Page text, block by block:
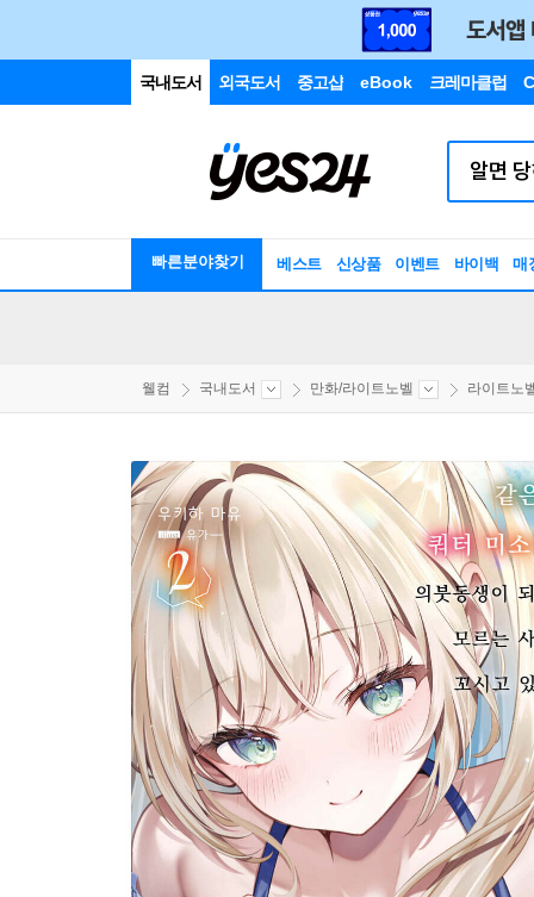
국내도서 외국도서 중고샵 eBook 크레마클럽
빠른분야찾기 베스트 신상품 이벤트 바이백 매
웰컴 국내도서 만화/라이트노벨 라이트노